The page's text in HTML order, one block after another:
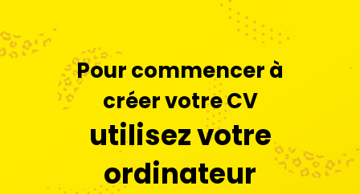
Pour commencer à
créer votre CV
utilisez votre
ordinateur